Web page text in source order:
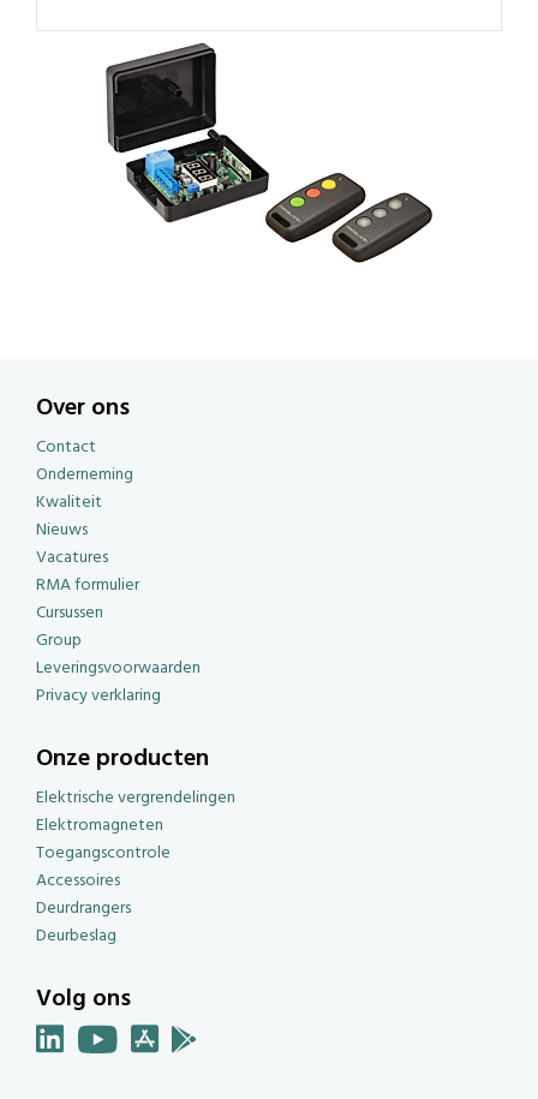
Over ons
Contact
Onderneming
Kwaliteit
Nieuws
Vacatures
RMA formulier
Cursussen
Group
Leveringsvoorwaarden
Privacy verklaring
Onze producten
Elektrische vergrendelingen
Elektromagneten
Toegangscontrole
Accessoires
Deurdrangers
Deurbeslag
Volg ons